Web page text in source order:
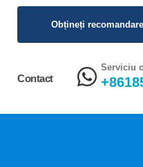
Obțineți
Contact
Serviciu